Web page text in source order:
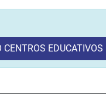
CENTROS EDUCATIVOS